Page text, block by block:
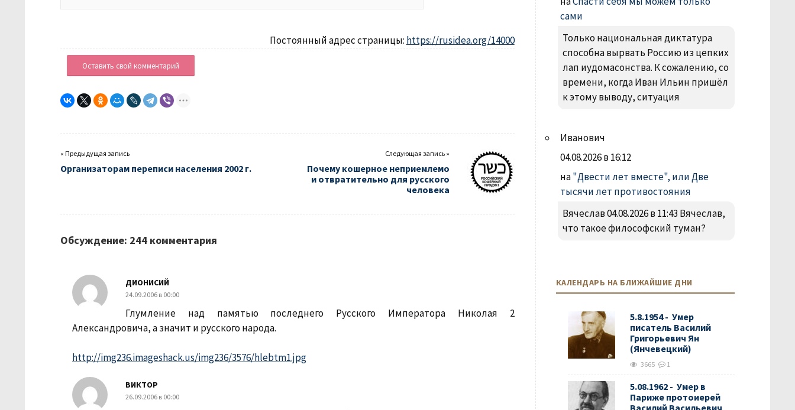
Постоянный адрес страницы: https://rusidea.org/14000
Оставить свой комментарий
« Предыдущая запись
Организаторам переписи населения 2002 г.
Следующая запись »
Почему кошерное неприемлемо
и отвратительно для русского
человека
Обсуждение: 244 комментария
ДИОНИСИЙ
24.09.2006 в 00:00
Глумление над памятью последнего Русского Императора Николая 2
Александровича, а значит и русского народа.
http://img236.imageshack.us/img236/3576/hlebtm1.jpg
ВИКТОР
26.09.2006 в 00:00
сами
Только национальная диктатура
способна вырвать Россию из цепких
лап иудомасонства. К сожалению, со
времени, когда Иван Ильин пришёл
к этому выводу, ситуация
Иванович
04.08.2026 в 16:12
на"Двести лет вместе", или Две
тысячи лет противостояния
Вячеслав 04.08.2026 в 11:43 Вячеслав,
что такое философский туман?
КАЛЕНДАРЬ НА БЛИЖАЙШИЕ ДНИ
5.8.1954 - Умер
писатель Василий
Григорьевич Ян
(Янчевецкий)
3665 1
5.08.1962 - Умер в
Париже протоиерей
Василий Васильевич